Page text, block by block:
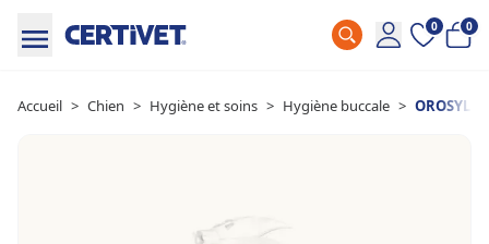
0 0
Accueil > Chien > Hygiène et soins > Hygiène buccale > OROSYL